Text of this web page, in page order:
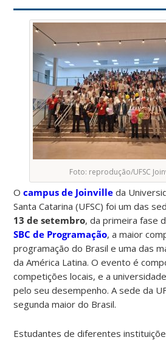
Foto: reprodução/UFSC
Ocampus de Joinville da
Santa Catarina (UFSC) foi um das
13 de setembro, da primeira fase
SBC de Programação, a maior
programação do Brasil e uma das
da América Latina. O evento é
competições locais, e a
pelo seu desempenho. A sede da
segunda maior do Brasil.
Estudantes de diferentes